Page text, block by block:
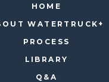
HOME
WATERTRUCK+
PROCESS
LIBRARY
Q&A